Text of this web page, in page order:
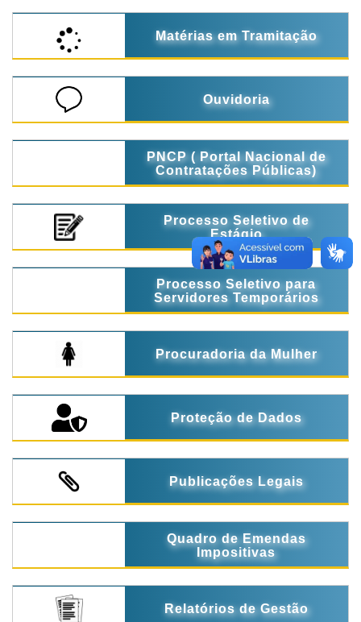
Matérias em Tramitação
Ouvidoria
PNCP ( Portal Nacional de
Contratações Públicas)
Processo Seletivo de
Estágio
Processo Seletivo para
Servidores Temporários
Procuradoria da Mulher
Proteção de Dados
Publicações Legais
Quadro de Emendas
Impositivas
Relatórios de Gestão